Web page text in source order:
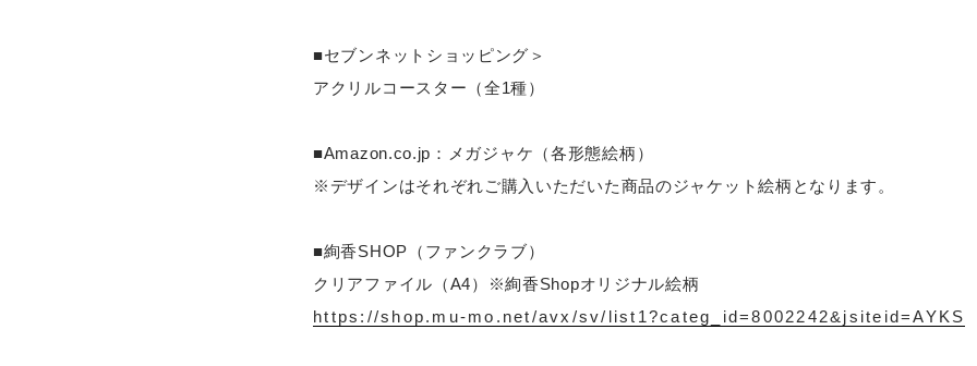
■セブンネットショッピング＞
アクリルコースター（全1種）
■Amazon.co.jp：メガジャケ（各形態絵柄）
※デザインはそれぞれご購入いただいた商品のジャケット絵柄となります。
■絢香SHOP（ファンクラブ）
クリアファイル（A4）※絢香Shopオリジナル絵柄
https://shop.mu-mo.net/avx/sv/list1?categ_id=8002242&jsiteid=AYKS